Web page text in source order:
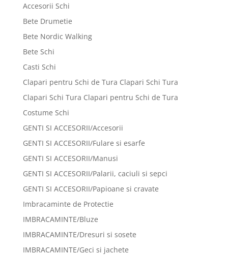
Accesorii Schi
Bete Drumetie
Bete Nordic Walking
Bete Schi
Casti Schi
Clapari pentru Schi de Tura Clapari Schi Tura
Clapari Schi Tura Clapari pentru Schi de Tura
Costume Schi
GENTI SI ACCESORII/Accesorii
GENTI SI ACCESORII/Fulare si esarfe
GENTI SI ACCESORII/Manusi
GENTI SI ACCESORII/Palarii, caciuli si sepci
GENTI SI ACCESORII/Papioane si cravate
Imbracaminte de Protectie
IMBRACAMINTE/Bluze
IMBRACAMINTE/Dresuri si sosete
IMBRACAMINTE/Geci si jachete